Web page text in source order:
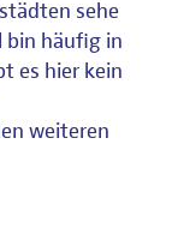
sehe
bin häufig in
es hier kein
weiteren